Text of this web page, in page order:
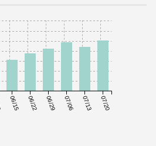
06/15 06/22 06/29 07/06 07/13 07/20